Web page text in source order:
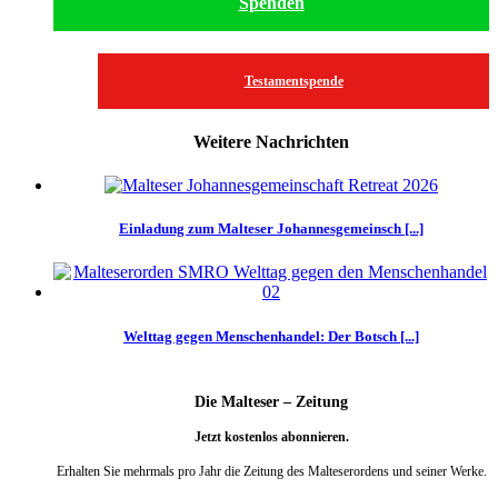
Testamentspende
Weitere Nachrichten
Einladung zum Malteser Johannesgemeinsch [...]
Welttag gegen Menschenhandel: Der Botsch [...]
Die Malteser – Zeitung
Jetzt kostenlos abonnieren.
Erhalten Sie mehrmals pro Jahr die Zeitung des Malteserordens und seiner Werke.